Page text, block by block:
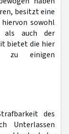
besitzt eine
sowohl
als auch der
bietet die hier
zu einigen
des
Unterlassen